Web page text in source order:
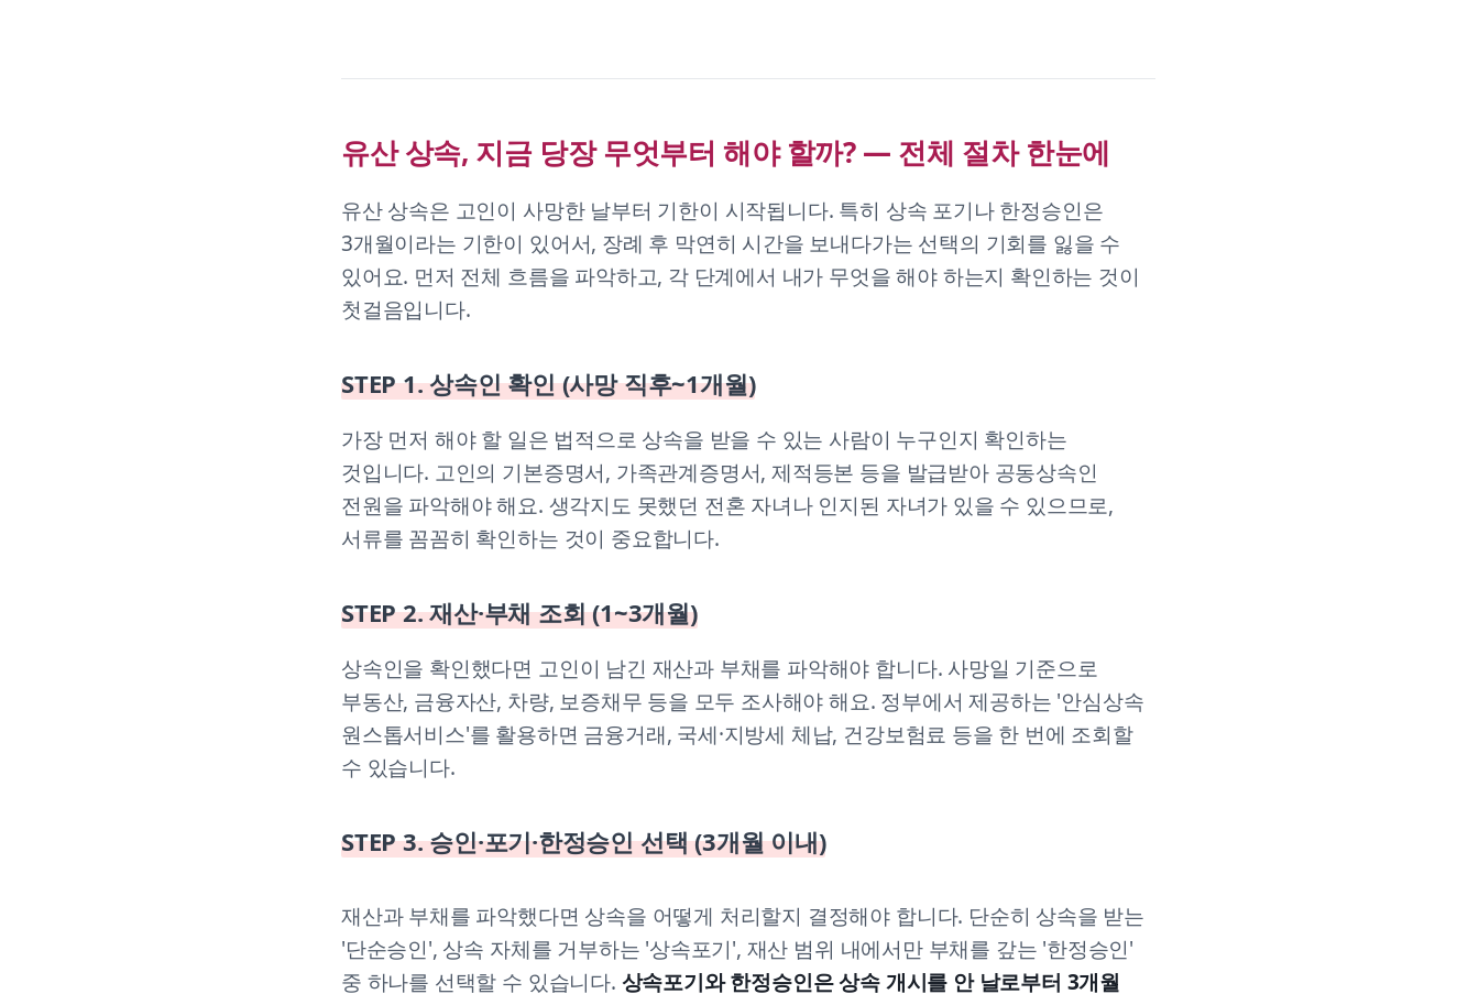
유산 상속, 지금 당장 무엇부터 해야 할까? — 전체 절차 한눈에
유산 상속은 고인이 사망한 날부터 기한이 시작됩니다. 특히 상속 포기나 한정승인은
3개월이라는 기한이 있어서, 장례 후 막연히 시간을 보내다가는 선택의 기회를 잃을 수
있어요. 먼저 전체 흐름을 파악하고, 각 단계에서 내가 무엇을 해야 하는지 확인하는 것이
첫걸음입니다.
STEP 1. 상속인 확인 (사망 직후~1개월)
가장 먼저 해야 할 일은 법적으로 상속을 받을 수 있는 사람이 누구인지 확인하는
것입니다. 고인의 기본증명서, 가족관계증명서, 제적등본 등을 발급받아 공동상속인
전원을 파악해야 해요. 생각지도 못했던 전혼 자녀나 인지된 자녀가 있을 수 있으므로,
서류를 꼼꼼히 확인하는 것이 중요합니다.
STEP 2. 재산·부채 조회 (1~3개월)
상속인을 확인했다면 고인이 남긴 재산과 부채를 파악해야 합니다. 사망일 기준으로
부동산, 금융자산, 차량, 보증채무 등을 모두 조사해야 해요. 정부에서 제공하는 '안심상속
원스톱서비스'를 활용하면 금융거래, 국세·지방세 체납, 건강보험료 등을 한 번에 조회할
수 있습니다.
STEP 3. 승인·포기·한정승인 선택 (3개월 이내)
재산과 부채를 파악했다면 상속을 어떻게 처리할지 결정해야 합니다. 단순히 상속을 받는
'단순승인', 상속 자체를 거부하는 '상속포기', 재산 범위 내에서만 부채를 갚는 '한정승인'
중 하나를 선택할 수 있습니다. 상속포기와 한정승인은 상속 개시를 안 날로부터 3개월